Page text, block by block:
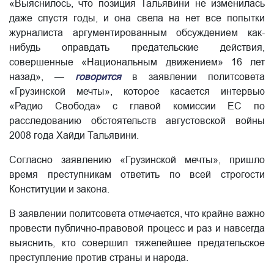
«Выяснилось, что позиция Тальявини не изменилась
даже спустя годы, и она свела на нет все попытки
журналиста аргументированным обсуждением как-
нибудь оправдать предательские действия,
совершенные «Национальным движением» 16 лет
назад», — говорится
в заявлении политсовета
«Грузинской мечты», которое касается интервью
«Радио Свобода» с главой комиссии ЕС по
расследованию обстоятельств августовской войны
2008 года Хайди Тальявини.
Согласно заявлению «Грузинской мечты», пришло
время преступникам ответить по всей строгости
Конституции и закона.
В заявлении политсовета отмечается, что крайне важно
провести публично-правовой процесс и раз и навсегда
выяснить, кто совершил тяжелейшее предательское
преступление против страны и народа.